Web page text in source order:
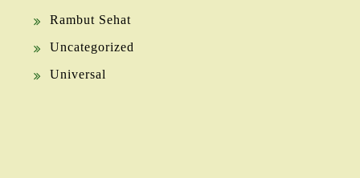
Rambut Sehat
Uncategorized
Universal